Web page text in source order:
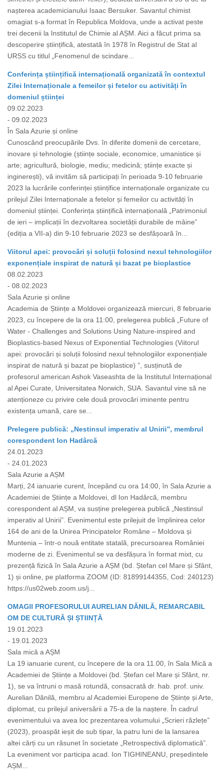
nașterea academicianului Isaac Bersuker. Savantul chimist
omagiat s-a format în Republica Moldova, unde a activat peste
trei decenii la Institutul de Chimie al AȘM. Aici a făcut prima sa
descoperire științifică, atestată în 1978 în Registrul de Stat al
URSS cu titlul „Fenomenul de scindare...
Conferința științifică internațională organizată în contextul
Zilei Internaționale a femeilor și fetelor cu activități în
domeniul științei
09.02.2023
- 09.02.2023
În Sala Azurie și online
Cunoscând preocupările Dvs. în diferite domenii de cercetare,
inovare și tehnologie (științe sociale, economice, umanistice și
arte; agricultură, biologie, mediu; medicină; științe exacte și
inginerești), vă invităm să participați în perioada 9-10 februarie
2023 la lucrările conferinței științifice internaționale organizate cu
prilejul Zilei Internaționale a fetelor și femeilor cu activități în
domeniul științei. Conferința științifică internațională „Patrimoniul
de ieri – implicații în dezvoltarea societății durabile de mâine”
(ediția a VII-a) din 9-10 februarie 2023 se desfășoară în...
Viitorul apei: provocări și soluții folosind nexul tehnologiilor
exponențiale inspirat de natură și bazat pe bioplastice
08.02.2023
- 08.02.2023
Sala Azurie și online
Academia de Științe a Moldovei organizează miercuri, 8 februarie
2023, cu începere de la ora 11:00, prelegerea publică „Future of
Water - Challenges and Solutions Using Nature-inspired and
Bioplastics-based Nexus of Exponential Technologies (Viitorul
apei: provocări și soluții folosind nexul tehnologiilor exponențiale
inspirat de natură și bazat pe bioplastice) ”, susținută de
profesorul american Ashok Vaseashta de la Institutul Internațional
al Apei Curate, Universitatea Norwich, SUA. Savantul vine să ne
atenționeze cu privire cele două provocări iminente pentru
existența umană, care se...
Prelegere publică: „Nestinsul imperativ al Unirii”, membrul
corespondent Ion Hadârcă
24.01.2023
- 24.01.2023
Sala Azurie a AȘM
Marți, 24 ianuarie curent, începând cu ora 14:00, în Sala Azurie a
Academiei de Științe a Moldovei, dl Ion Hadârcă, membru
corespondent al AȘM, va susține prelegerea publică „Nestinsul
imperativ al Unirii”. Evenimentul este prilejuit de împlinirea celor
164 de ani de la Unirea Principatelor Române – Moldova și
Muntenia – într-o nouă entitate statală, precursoarea României
moderne de zi. Evenimentul se va desfășura în format mixt, cu
prezență fizică în Sala Azurie a AȘM (bd. Ștefan cel Mare și Sfânt,
1) și online, pe platforma ZOOM (ID: 81899144355, Cod: 240123)
https://us02web.zoom.us/j...
OMAGII PROFESORULUI AURELIAN DĂNILĂ, REMARCABIL
OM DE CULTURĂ ȘI ȘTIINȚĂ
19.01.2023
- 19.01.2023
Sala mică a AȘM
La 19 ianuarie curent, cu începere de la ora 11.00, în Sala Mică a
Academiei de Științe a Moldovei (bd. Ștefan cel Mare și Sfânt, nr.
1), se va întruni o masă rotundă, consacrată dr. hab. prof. univ.
Aurelian Dănilă, membru al Academiei Europene de Științe și Arte,
diplomat, cu prilejul aniversării a 75-a de la naștere. În cadrul
evenimentului va avea loc prezentarea volumului „Scrieri răzlețe”
(2023), proaspăt ieșit de sub tipar, la patru luni de la lansarea
altei cărți cu un răsunet în societate „Retrospectivă diplomatică”.
La eveniment vor participa acad. Ion TIGHINEANU, președintele
AȘM...